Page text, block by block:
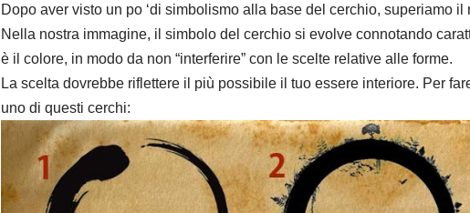
Dopo aver visto un po ‘di simbolismo alla base del cerchio, superiamo il
Nella nostra immagine, il simbolo del cerchio si evolve connotando
è il colore, in modo da non “interferire” con le scelte relative alle forme.
La scelta dovrebbe riflettere il più possibile il tuo essere interiore. Per
uno di questi cerchi: